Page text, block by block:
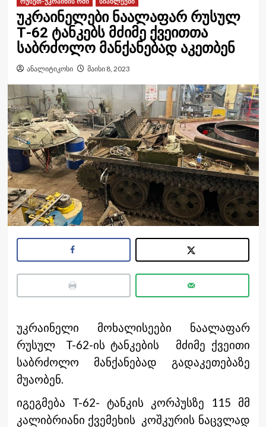
უკრაინელები ნაალაფარ რუსულ
Т-62 ტანკებს მძიმე ქვეითთა
საბრძოლო მანქანებად აკეთბენ
ანალიტიკოსი მაისი 8, 2023
უკრაინელი მოხალისეები ნაალაფარ
რუსულ T-62-ის ტანკების მძიმე ქვეითი
საბრძოლო მანქანებად გადაკეთებაზე
მუაობენ.
იგეგმება T-62- ტანკის კორპუსზე 115 მმ
კალიბრიანი ქვემეხის კოშკურის ნაცვლად